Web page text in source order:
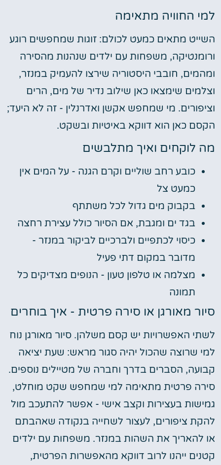
למי החוויה מתאימה
השייט מתאים כמעט לכולם: זוגות שמחפשים רוגע
ורומנטיקה, משפחות עם ילדים שנהנות מהסירה
ומהמים, חובבי היסטוריה שירצו להעמיק במנזר,
וצלמים שימצאו כאן שילוב נדיר של מים, הרים
וציפורים. מי שמחפש אקשן ואדרנלין - זה לא היעד;
הקסם כאן הוא דווקא באיטיות ובשקט.
מה לוקחים ואיך מתלבשים
כובע רחב שוליים וקרם הגנה - על המים אין
כמעט צל
בקבוק מים גדול לכל משתתף
בגד ים ומגבת, אם הסיור כולל עצירת רחצה
כיסוי לכתפיים ולברכיים לביקור במנזר -
מדובר במקום דתי פעיל
מצלמה או טלפון טעון - הנופים מצדיקים כל
תמונה
סיור מאורגן או סירה פרטית - איך בוחרים
לשתי האפשרויות יש קסם משלהן. סיור מאורגן נוח
למי שרוצה שהכול יהיה סגור מראש: שעת יציאה
קבועה, הסברים בדרך וחברה של מטיילים נוספים.
סירה פרטית מתאימה למי שמחפש שקט מוחלט,
גמישות בעצירות וקצב אישי - אפשר להתעכב מול
להקת ציפורים, לעצור לשחייה בנקודה שאהבתם
או להאריך את השהות במנזר. משפחות עם ילדים
קטנים ייהנו לרוב דווקא מהאפשרות הפרטית,